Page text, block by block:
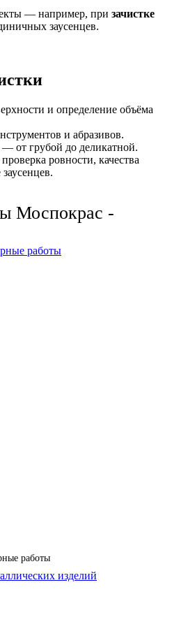
— например, при зачистке
заусенцев.
и определение объёма
и абразивов.
от грубой до деликатной.
ровности, качества
Моспокрас -
работы